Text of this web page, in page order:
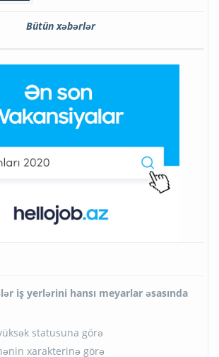
Bütün xəbərlər
iş yerlərini hansı meyarlar əsasında
statusuna görə
xarakterinə görə